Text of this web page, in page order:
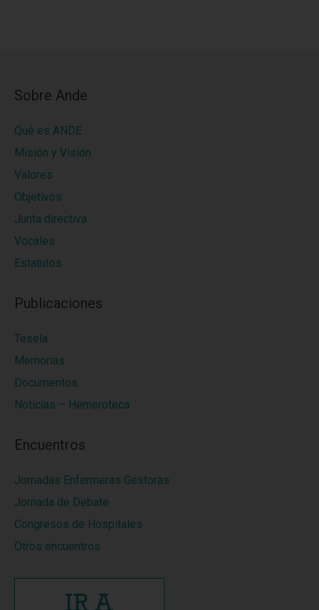
Sobre Ande
Qué es ANDE
Misión y Visión
Valores
Objetivos
Junta directiva
Vocales
Estatutos
Publicaciones
Tesela
Memorias
Documentos
Noticias – Hemeroteca
Encuentros
Jornadas Enfermeras Gestoras
Jornada de Debate
Congresos de Hospitales
Otros encuentros